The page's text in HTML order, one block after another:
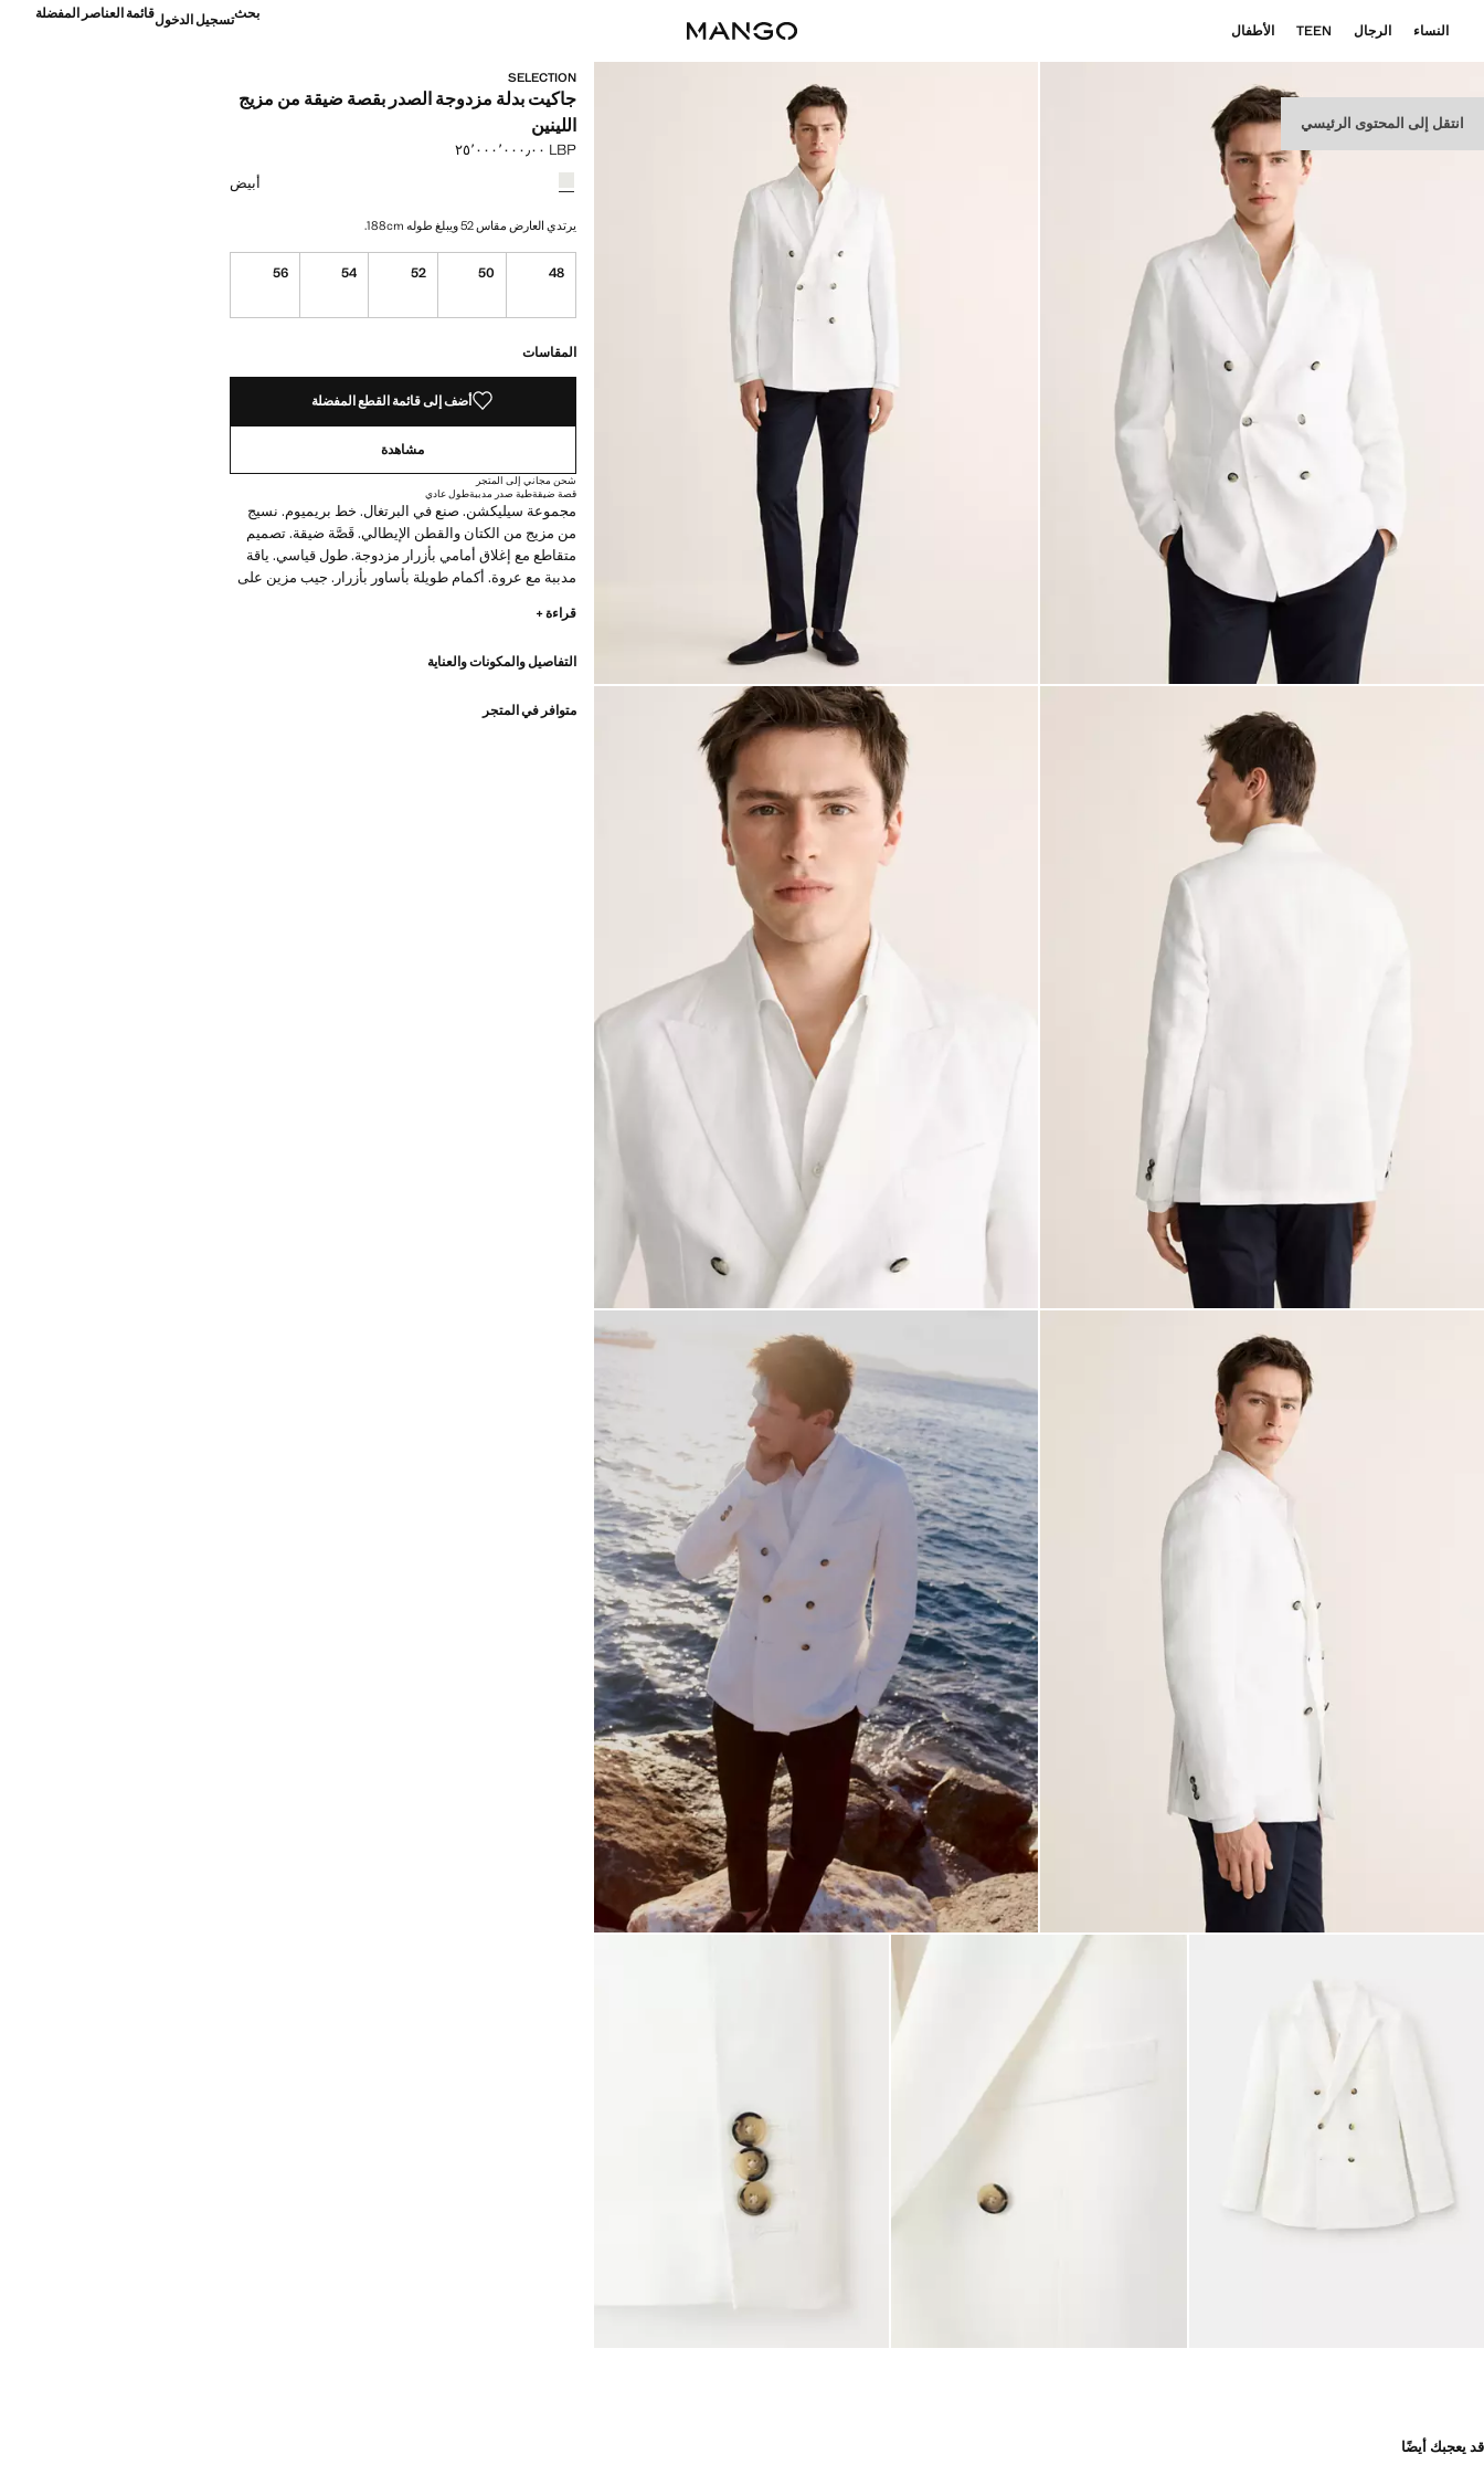
انتقل إلى المحتوى الرئيسي
النساء الرجال TEEN الأطفال
بحثتسجيل الدخولقائمة العناصر المفضلة
SELECTION
جاكيت بدلة مزدوجة الصدر بقصة ضيقة من مزيج
اللينين
السعر الحالي [LBP ٢٥٬٠٠٠٬٠٠٠٫٠٠ ]
LBP ٢٥٬٠٠٠٬٠٠٠٫٠٠
حدد اللون
تم اختيار اللون أبيض
أبيض
يرتدي العارض مقاس 52 ويبلغ طوله 188cm.
48
50
52
54
56
المقاسات
أضف إلى قائمة القطع المفضلة
مشاهدة
شحن مجاني إلى المتجر
قصة ضيقةطية صدر مدببةطول عادي
مجموعة سيليكشن. صنع في البرتغال. خط بريميوم. نسيج
من مزيج من الكتان والقطن الإيطالي. قَصَّة ضيقة. تصميم
متقاطع مع إغلاق أمامي بأزرار مزدوجة. طول قياسي. ياقة
مدببة مع عروة. أكمام طويلة بأساور بأزرار. جيب مزين على
التخفيضات
SELECTION: مجموعة من الملابس الكلاسيكية ذات
عالية الجودة للحصول على دولاب ملابس دائم وأنيق.
قراءة +
التفاصيل والمكونات والعناية
متوافر في المتجر
قد يعجبك أيضًا